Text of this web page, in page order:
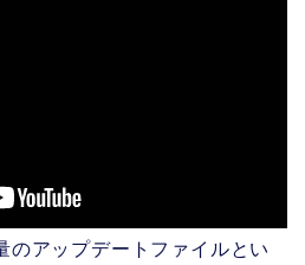
のアップデートファイルとい